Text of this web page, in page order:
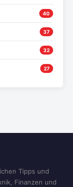
40
37
32
27
Tipps und
Finanzen und